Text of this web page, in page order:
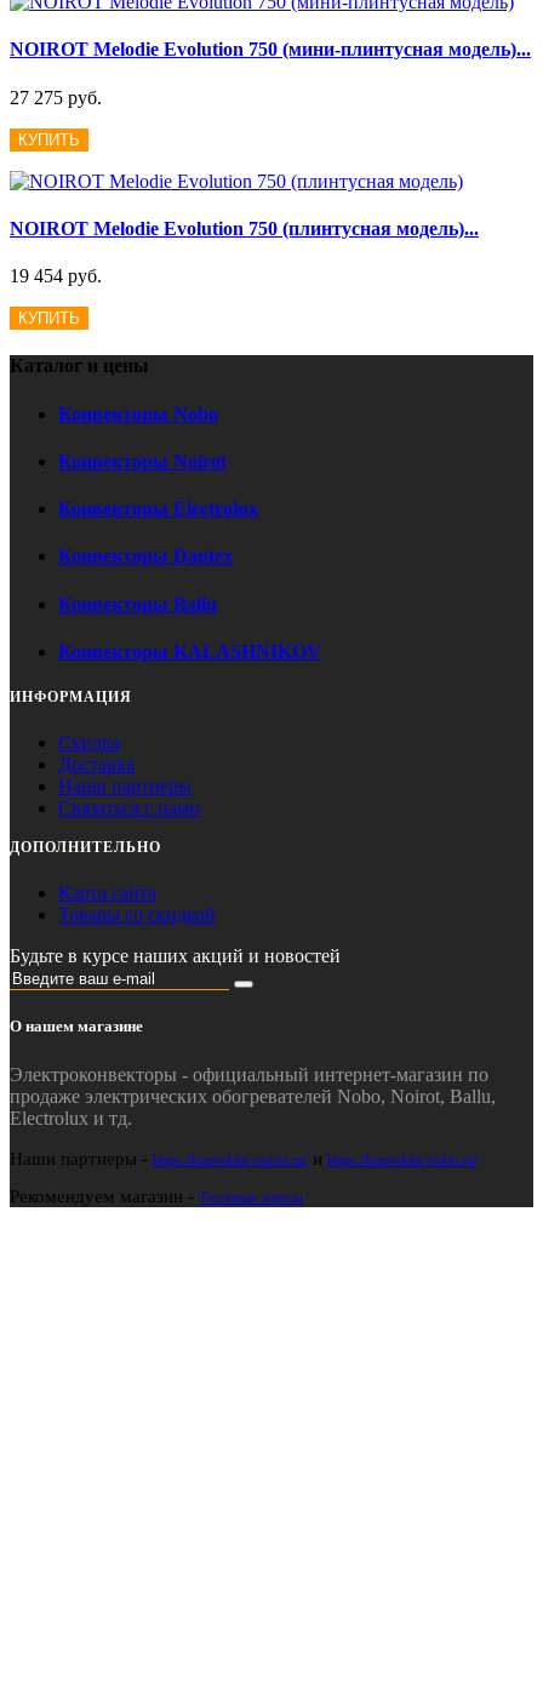
NOIROT Melodie Evolution 750 (мини-плинтусная модель)...
27 275 руб.
КУПИТЬ
NOIROT Melodie Evolution 750 (плинтусная модель)...
19 454 руб.
КУПИТЬ
Каталог и цены
Конвекторы Nobo
Конвекторы Noirot
Конвекторы Electrolux
Конвекторы Dantex
Конвекторы Ballu
Конвекторы KALASHNIKOV
ИНФОРМАЦИЯ
Скидка
Доставка
Наши партнеры
Связаться с нами
ДОПОЛНИТЕЛЬНО
Карта сайта
Товары со скидкой
Будьте в курсе наших акций и новостей
О нашем магазине
Электроконвекторы - официальный интернет-магазин по
продаже электрических обогревателей Nobo, Noirot, Ballu,
Electrolux и тд.
Наши партнеры - https://konvektor-noirot.ru/и https://konvektor-nobo.ru/
Рекомендуем магазин - Тепловые завесы